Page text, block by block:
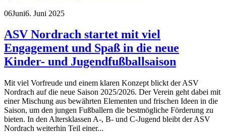
06Juni6. Juni 2025
ASV Nordrach startet mit viel
Engagement und Spaß in die neue
Kinder- und Jugendfußballsaison
Mit viel Vorfreude und einem klaren Konzept blickt der ASV
Nordrach auf die neue Saison 2025/2026. Der Verein geht dabei mit
einer Mischung aus bewährten Elementen und frischen Ideen in die
Saison, um den jungen Fußballern die bestmögliche Förderung zu
bieten. In den Altersklassen A-, B- und C-Jugend bleibt der ASV
Nordrach weiterhin Teil einer...